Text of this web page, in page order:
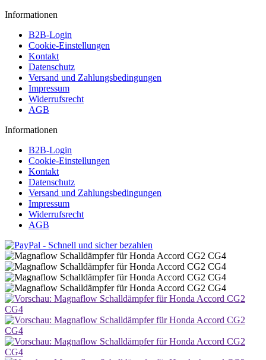
Informationen
B2B-Login
Cookie-Einstellungen
Kontakt
Datenschutz
Versand und Zahlungsbedingungen
Impressum
Widerrufsrecht
AGB
Informationen
B2B-Login
Cookie-Einstellungen
Kontakt
Datenschutz
Versand und Zahlungsbedingungen
Impressum
Widerrufsrecht
AGB